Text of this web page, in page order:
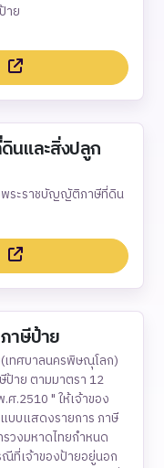
าย
นและสิ่งปลูก
พระราชบัญญัติภาษีที่ดิน
าษีป้าย
ทศบาลนครพิษณุโลก)
าย ตามมาตรา 12
.2510 " ให้เจ้าของ
บบแสดงรายการ ภาษี
วงมหาดไทยกําหนด
ที่เจ้าของป้ายอยู่นอก